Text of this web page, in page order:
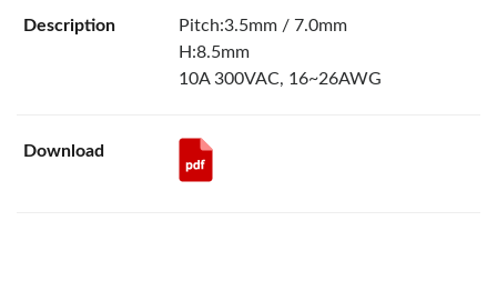
Pitch:3.5mm / 7.0mm
H:8.5mm
10A 300VAC, 16~26AWG